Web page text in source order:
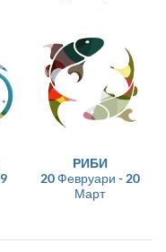
РИБИ
20 Февруари - 20
Март